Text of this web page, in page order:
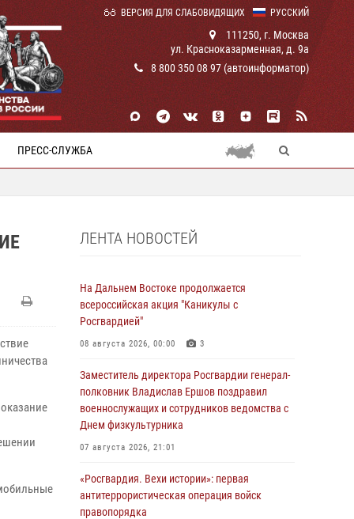
РУССКИЙ
ВЕРСИЯ ДЛЯ СЛАБОВИДЯЩИХ
111250, г. Москва
ул. Красноказарменная, д. 9а
8 800 350 08 97 (автоинформатор)
ПРЕСС-СЛУЖБА
ЛЕНТА НОВОСТЕЙ
На Дальнем Востоке продолжается
всероссийская акция "Каникулы с
Росгвардией"
08 августа 2026, 00:00 3
Заместитель директора Росгвардии генерал-
полковник Владислав Ершов поздравил
военнослужащих и сотрудников ведомства с
Днем физкультурника
07 августа 2026, 21:01
«Росгвардия. Вехи истории»: первая
антитеррористическая операция войск
правопорядка